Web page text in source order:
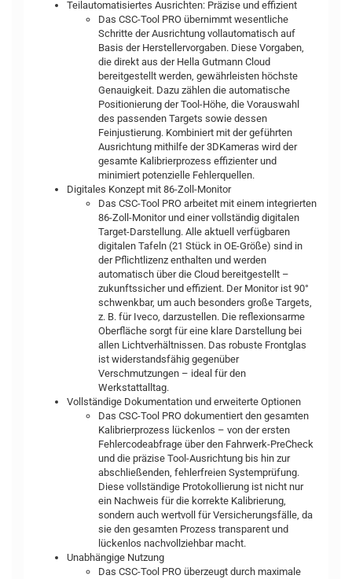
Teilautomatisiertes Ausrichten: Präzise und effizient
Das CSC-Tool PRO übernimmt wesentliche
Schritte der Ausrichtung vollautomatisch auf
Basis der Herstellervorgaben. Diese Vorgaben,
die direkt aus der Hella Gutmann Cloud
bereitgestellt werden, gewährleisten höchste
Genauigkeit. Dazu zählen die automatische
Positionierung der Tool-Höhe, die Vorauswahl
des passenden Targets sowie dessen
Feinjustierung. Kombiniert mit der geführten
Ausrichtung mithilfe der 3DKameras wird der
gesamte Kalibrierprozess effizienter und
minimiert potenzielle Fehlerquellen.
Digitales Konzept mit 86-Zoll-Monitor
Das CSC-Tool PRO arbeitet mit einem integrierten
86-Zoll-Monitor und einer vollständig digitalen
Target-Darstellung. Alle aktuell verfügbaren
digitalen Tafeln (21 Stück in OE-Größe) sind in
der Pflichtlizenz enthalten und werden
automatisch über die Cloud bereitgestellt –
zukunftssicher und effizient. Der Monitor ist 90°
schwenkbar, um auch besonders große Targets,
z. B. für Iveco, darzustellen. Die reflexionsarme
Oberfläche sorgt für eine klare Darstellung bei
allen Lichtverhältnissen. Das robuste Frontglas
ist widerstandsfähig gegenüber
Verschmutzungen – ideal für den
Werkstattalltag.
Vollständige Dokumentation und erweiterte Optionen
Das CSC-Tool PRO dokumentiert den gesamten
Kalibrierprozess lückenlos – von der ersten
Fehlercodeabfrage über den Fahrwerk-PreCheck
und die präzise Tool-Ausrichtung bis hin zur
abschließenden, fehlerfreien Systemprüfung.
Diese vollständige Protokollierung ist nicht nur
ein Nachweis für die korrekte Kalibrierung,
sondern auch wertvoll für Versicherungsfälle, da
sie den gesamten Prozess transparent und
lückenlos nachvollziehbar macht.
Unabhängige Nutzung
Das CSC-Tool PRO überzeugt durch maximale